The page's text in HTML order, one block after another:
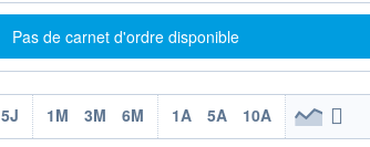
Message d'information
Pas de carnet d'ordre disponible
5J 1M 3M 6M 1A 5A 10A